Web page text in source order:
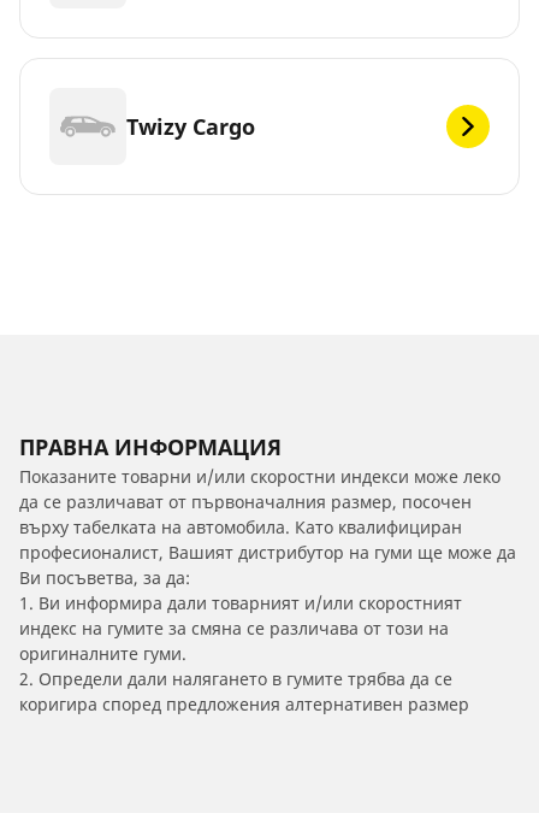
Twizy Cargo
ПРАВНА ИНФОРМАЦИЯ
Показаните товарни и/или скоростни индекси може леко
да се различават от първоначалния размер, посочен
върху табелката на автомобила. Като квалифициран
професионалист, Вашият дистрибутор на гуми ще може да
Ви посъветва, за да:
1. Ви информира дали товарният и/или скоростният
индекс на гумите за смяна се различава от този на
оригиналните гуми.
2. Определи дали налягането в гумите трябва да се
коригира според предложения алтернативен размер